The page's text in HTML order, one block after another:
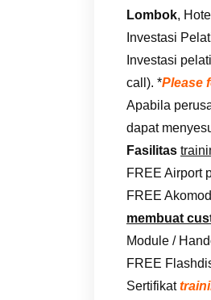
Lombok,
Investasi
Investasi
call). *Please
Apabila
dapat
Fasilitas
FREE Airport
FREE
membuat
Module /
FREE
Sertifikat